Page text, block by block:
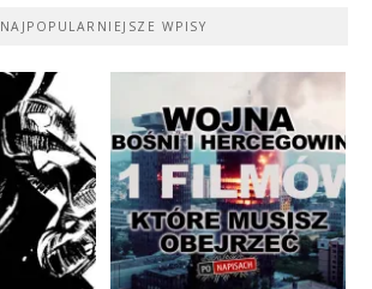
NAJPOPULARNIEJSZE WPISY